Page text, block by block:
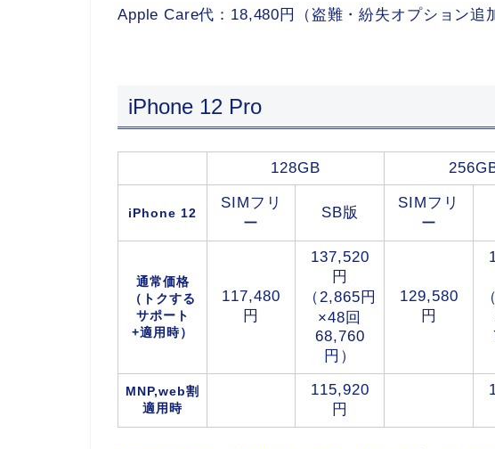
Apple Care代：18,480円（盗難・紛失オプション追
iPhone 12 Pro
128GB
iPhone 12
SIMフリ
ー
SB版
SIMフリ
ー
通常価格
（トクする
サポート
+適用時）
117,480
円
137,520
円
（2,865円
×48回
68,760
円）
129,580
円
MNP,web割
適用時
115,920
円